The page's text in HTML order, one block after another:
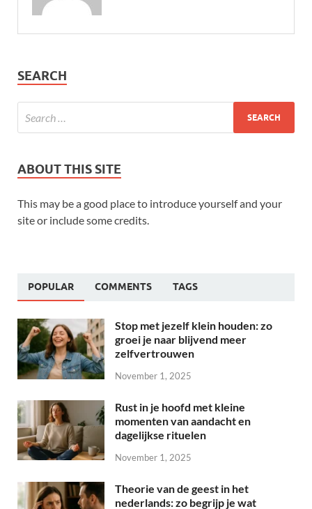
SEARCH
ABOUT THIS SITE
This may be a good place to introduce yourself and your
site or include some credits.
POPULAR COMMENTS TAGS
Stop met jezelf klein houden: zo
groei je naar blijvend meer
zelfvertrouwen
November 1, 2025
Rust in je hoofd met kleine
momenten van aandacht en
dagelijkse rituelen
November 1, 2025
Theorie van de geest in het
nederlands: zo begrijp je wat